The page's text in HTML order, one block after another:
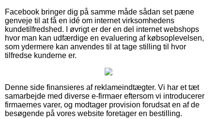
Facebook bringer dig på samme måde sådan set pæne
genveje til at få en idé om internet virksomhedens
kundetilfredshed. I øvrigt er der en del internet webshops
hvor man kan udfærdige en evaluering af købsoplevelsen,
som ydermere kan anvendes til at tage stilling til hvor
tilfredse kunderne er.
Denne side finansieres af reklameindtægter. Vi har et tæt
samarbejde med diverse e-firmaer eftersom vi introducerer
firmaernes varer, og modtager provision forudsat en af de
besøgende på vores website foretager en bestilling.